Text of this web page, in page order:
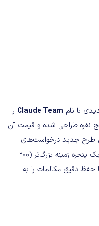
با نام Claude Team را
نفره طراحی شده و قیمت آن
طرح جدید درخواست‌های
چت بیشتر، دسترسی به هر سه مدل و یک پنجره زمینه بزرگ‌تر (200
حفظ دقیق مکالمات را به